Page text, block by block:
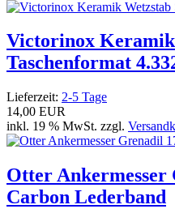
Victorinox Keramik
Taschenformat
Lieferzeit: 2-5 Tage
14,00 EUR
inkl. 19 % MwSt. zzgl.
Otter
Carbon Lederband